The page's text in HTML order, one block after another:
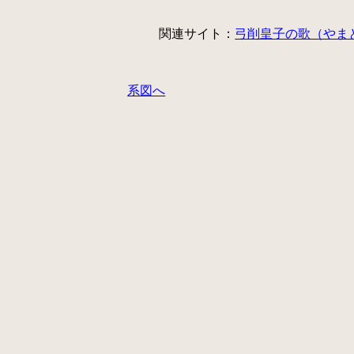
関連サイト： 弓削皇子の歌（やま
系図へ